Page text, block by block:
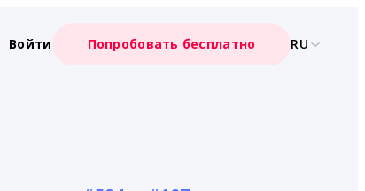
Войти Попробовать бесплатно RU